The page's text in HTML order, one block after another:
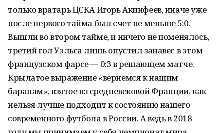
только вратарь ЦСКА Игорь Акинфеев, иначе уже
после первого тайма был счет не меньше 5:0.
Вышли во втором тайме, и ничего не поменялось,
третий гол Уэльса лишь опустил занавес в этом
французском фарсе — 0:3 в решающем матче.
Крылатое выражение «вернемся к нашим
баранам», взятое из средневековой Франции, как
нельзя лучше подходит к состоянию нашего
современного футбола в России. А ведь в 2018